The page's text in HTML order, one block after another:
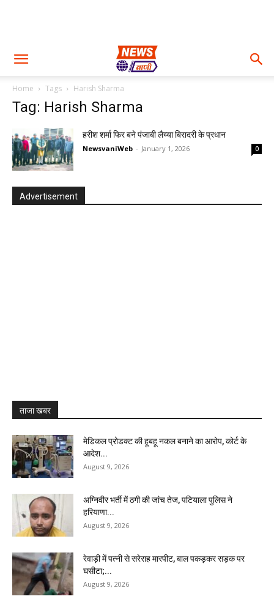
Home Tags Harish Sharma
Tag: Harish Sharma
हरीश शर्मा फिर बने पंजाबी लैय्या बिरादरी के प्रधान
NewsvaniWeb - January 1, 2026 0
Advertisement
ताजा खबर
मेडिकल प्रोडक्ट की हूबहू नकल बनाने का आरोप, कोर्ट के
आदेश...
August 9, 2026
अग्निवीर भर्ती में ठगी की जांच तेज, पटियाला पुलिस ने
हरियाणा...
August 9, 2026
रेवाड़ी में पत्नी से सरेराह मारपीट, बाल पकड़कर सड़क पर
घसीटा;...
August 9, 2026